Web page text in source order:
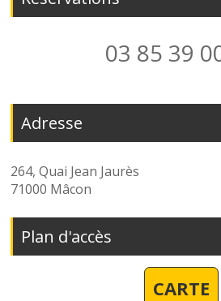
03 85 39
Adresse
264, Quai Jean Jaurès
71000 Mâcon
Plan d'accès
CARTE